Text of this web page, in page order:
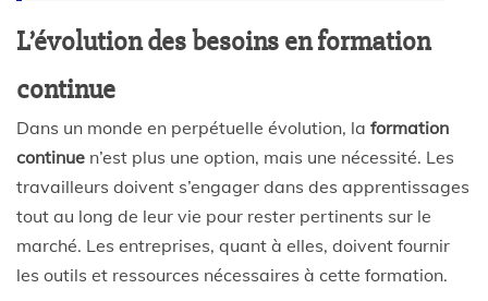
L’évolution des besoins en formation
continue
Dans un monde en perpétuelle évolution, la formation
continue n’est plus une option, mais une nécessité. Les
travailleurs doivent s’engager dans des apprentissages
tout au long de leur vie pour rester pertinents sur le
marché. Les entreprises, quant à elles, doivent fournir
les outils et ressources nécessaires à cette formation.